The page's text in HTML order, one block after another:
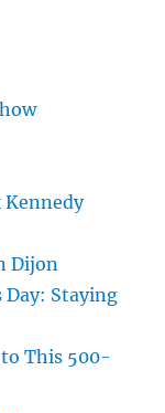
Kennedy
Dijon
Day: Staying
to This 500-